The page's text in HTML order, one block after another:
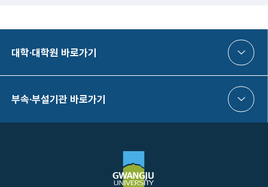
대학·대학원 바로가기
부속·부설기관 바로가기